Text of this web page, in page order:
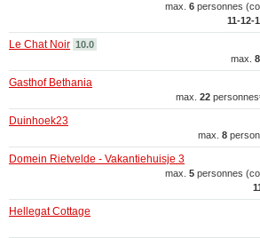
max. 6 personnes
Le Chat Noir 10.0
max. 8
Gasthof Bethania
max. 22 personnes
Duinhoek23
max. 8
Domein Rietvelde - Vakantiehuisje 3
max. 5 personnes
Hellegat Cottage